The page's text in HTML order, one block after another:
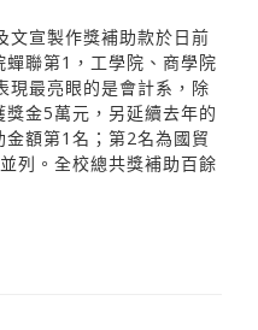
文宣製作獎補助款於日前
聯第1，工學院、商學院
現最亮眼的是會計系，除
金5萬元，另延續去年的
額第1名；第2名為國貿
列。全校總共獎補助百餘